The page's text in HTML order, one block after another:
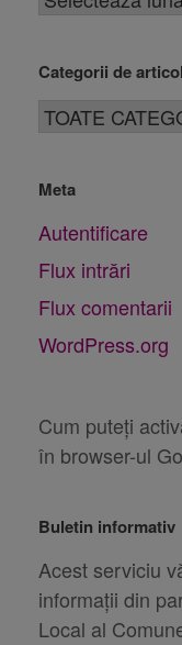
Categorii de
Meta
Autentificare
Flux intrări
Flux comentarii
WordPress.org
Cum puteți
în browser-ul
Buletin informativ
Acest serviciu
informații din
Local al